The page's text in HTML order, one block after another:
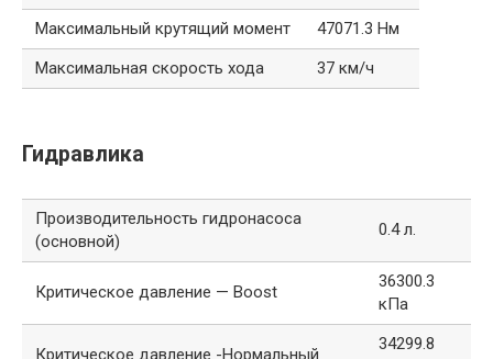
Максимальный крутящий момент
47071.3 Нм
Максимальная скорость хода
37 км/ч
Гидравлика
Производительность гидронасоса
(основной)
0.4 л.
Критическое давление — Boost
36300.3
кПа
Критическое давление -Нормальный
34299.8